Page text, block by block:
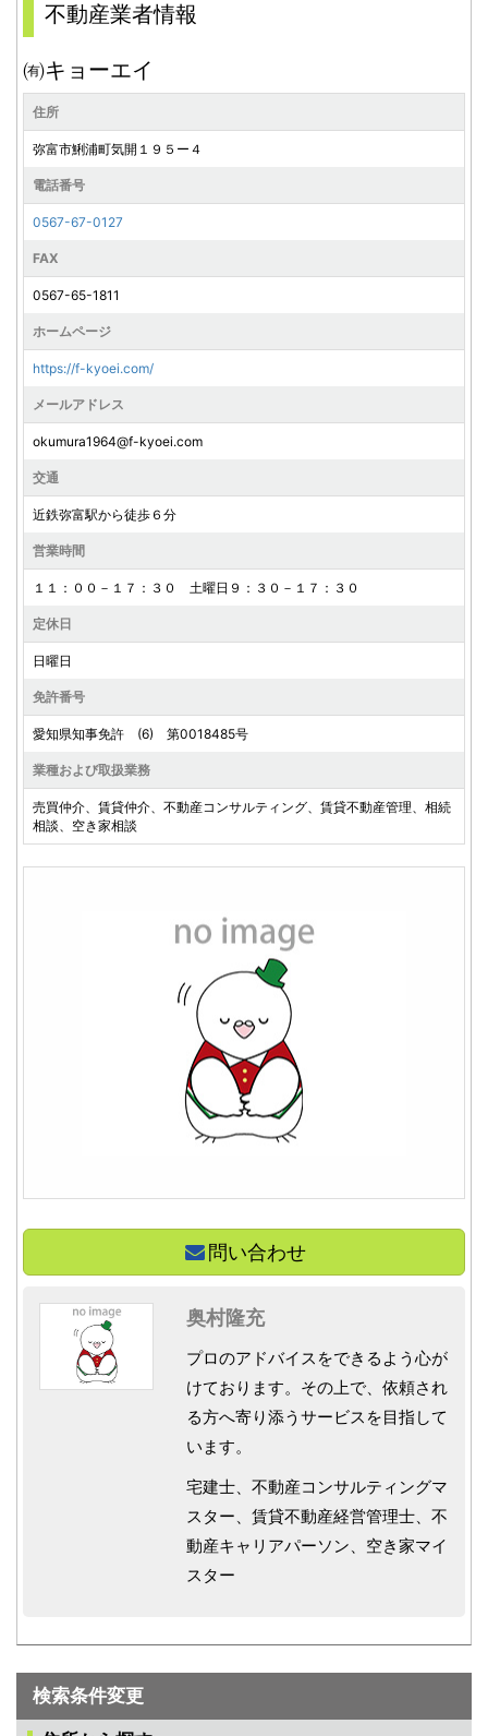
不動産業者情報
㈲キョーエイ
住所
弥富市鯏浦町気開１９５ー４
電話番号
0567-67-0127
FAX
0567-65-1811
ホームページ
https://f-kyoei.com/
メールアドレス
okumura1964@f-kyoei.com
交通
近鉄弥富駅から徒歩６分
営業時間
１１：００－１７：３０ 土曜日９：３０－１７：３０
定休日
日曜日
免許番号
愛知県知事免許 (6) 第0018485号
業種および取扱業務
売買仲介、賃貸仲介、不動産コンサルティング、賃貸不動産管理、相続
相談、空き家相談
問い合わせ
奥村隆充
プロのアドバイスをできるよう心が
けております。その上で、依頼され
る方へ寄り添うサービスを目指して
います。
宅建士、不動産コンサルティングマ
スター、賃貸不動産経営管理士、不
動産キャリアパーソン、空き家マイ
スター
検索条件変更